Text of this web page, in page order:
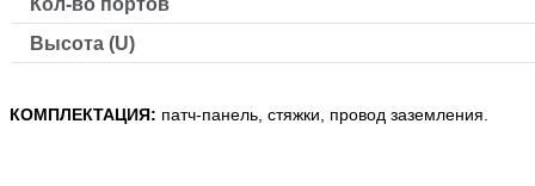
Кол-во портов
Высота (U)
КОМПЛЕКТАЦИЯ: патч-панель, стяжки, провод заземления.